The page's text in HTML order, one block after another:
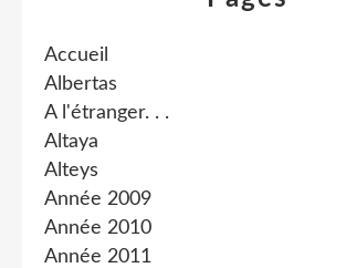
Accueil
Albertas
A l'étranger. . .
Altaya
Alteys
Année 2009
Année 2010
Année 2011